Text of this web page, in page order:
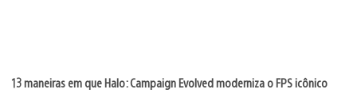
13 maneiras em que Halo: Campaign Evolved moderniza o FPS icônico